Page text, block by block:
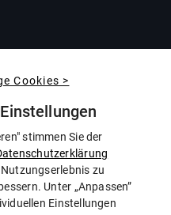
Cookies >
stimmen Sie der
zu
Unter „Anpassen”
Einstellungen